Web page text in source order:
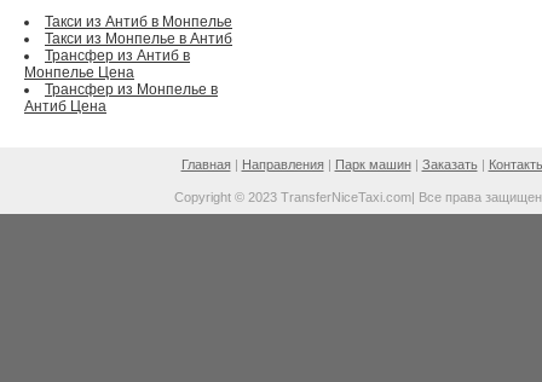
Такси из Антиб в Монпелье
Такси из Монпелье в Антиб
Трансфер из Антиб в
Монпелье Цена
Трансфер из Монпелье в
Антиб Цена
Главная| Направления| Парк машин| Заказать|
Copyright © 2023 TransferNiceTaxi.com| Все права